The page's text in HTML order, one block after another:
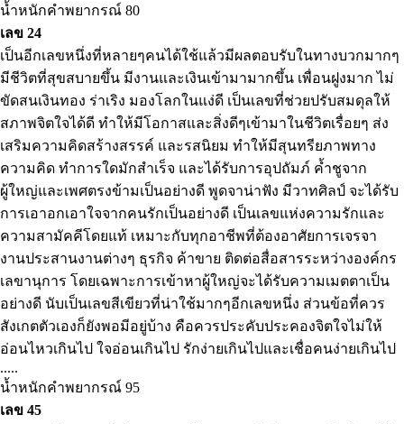
น้ำหนักคำพยากรณ์ 80
เลข 24
เป็นอีกเลขหนึ่งที่หลายๆคนได้ใช้แล้วมีผลตอบรับในทางบวกมากๆ
มีชีวิตที่สุขสบายขึ้น มีงานและเงินเข้ามามากขึ้น เพื่อนฝูงมาก ไม่
ขัดสนเงินทอง ร่าเริง มองโลกในแง่ดี เป็นเลขที่ช่วยปรับสมดุลให้
สภาพจิตใจได้ดี ทำให้มีโอกาสและสิ่งดีๆเข้ามาในชีวิตเรื่อยๆ ส่ง
เสริมความคิดสร้างสรรค์ และรสนิยม ทำให้มีสุนทรียภาพทาง
ความคิด ทำการใดมักสำเร็จ และได้รับการอุปถัมภ์ ค้ำชูจาก
ผู้ใหญ่และเพศตรงข้ามเป็นอย่างดี พูดจาน่าฟัง มีวาทศิลป์ จะได้รับ
การเอาอกเอาใจจากคนรักเป็นอย่างดี เป็นเลขแห่งความรักและ
ความสามัคคีโดยแท้ เหมาะกับทุกอาชีพที่ต้องอาศัยการเจรจา
งานประสานงานต่างๆ ธุรกิจ ค้าขาย ติดต่อสื่อสารระหว่างองค์กร
เลขานุการ โดยเฉพาะการเข้าหาผู้ใหญ่จะได้รับความเมตตาเป็น
อย่างดี นับเป็นเลขสีเขียวที่น่าใช้มากๆอีกเลขหนึ่ง ส่วนข้อที่ควร
สังเกตตัวเองก็ยังพอมีอยู่บ้าง คือควรประคับประคองจิตใจไม่ให้
อ่อนไหวเกินไป ใจอ่อนเกินไป รักง่ายเกินไปและเชื่อคนง่ายเกินไป
.....
น้ำหนักคำพยากรณ์ 95
เลข 45